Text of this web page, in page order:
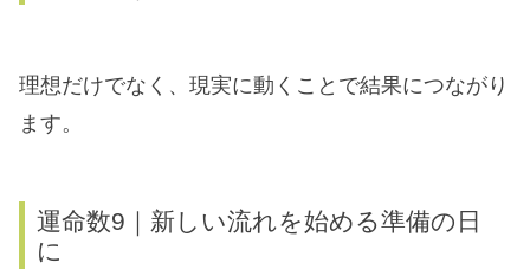
理想だけでなく、現実に動くことで結果につながり
ます。
運命数9｜新しい流れを始める準備の日
に